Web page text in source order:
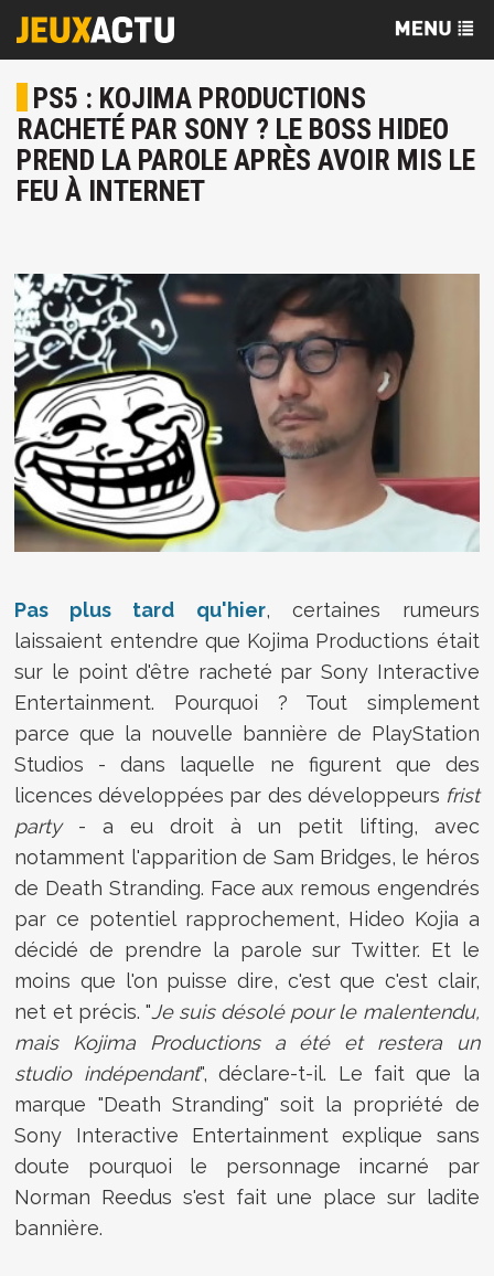
PS5 : KOJIMA PRODUCTIONS
RACHETÉ PAR SONY ? LE BOSS HIDEO
PREND LA PAROLE APRÈS AVOIR MIS LE
FEU À INTERNET
Pas plus tard qu'hier, certaines rumeurs
laissaient entendre que Kojima Productions était
sur le point d'être racheté par Sony Interactive
Entertainment. Pourquoi ? Tout simplement
parce que la nouvelle bannière de PlayStation
Studios - dans laquelle ne figurent que des
licences développées par des développeurs frist
party- a eu droit à un petit lifting, avec
notamment l'apparition de Sam Bridges, le héros
de Death Stranding. Face aux remous engendrés
par ce potentiel rapprochement, Hideo Kojia a
décidé de prendre la parole sur Twitter. Et le
moins que l'on puisse dire, c'est que c'est clair,
net et précis. "Je suis désolé pour le malentendu,
mais Kojima Productions a été et restera un
studio indépendant", déclare-t-il. Le fait que la
marque "Death Stranding" soit la propriété de
Sony Interactive Entertainment explique sans
doute pourquoi le personnage incarné par
Norman Reedus s'est fait une place sur ladite
bannière.